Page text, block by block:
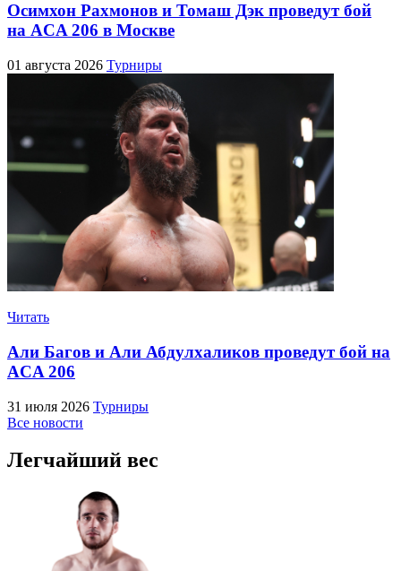
Осимхон Рахмонов и Томаш Дэк проведут бой
на ACA 206 в Москве
01 августа 2026 Турниры
Читать
Али Багов и Али Абдулхаликов проведут бой на
ACA 206
31 июля 2026 Турниры
Все новости
Легчайший вес